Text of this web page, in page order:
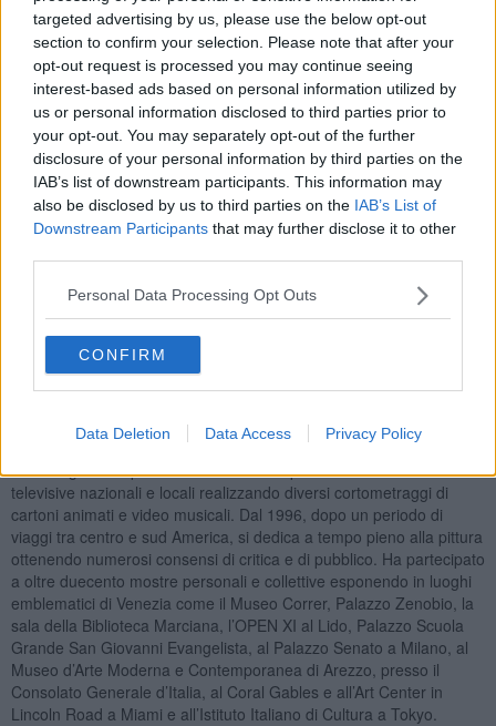
targeted advertising by us, please use the below opt-out
section to confirm your selection. Please note that after your
opt-out request is processed you may continue seeing
interest-based ads based on personal information utilized by
us or personal information disclosed to third parties prior to
your opt-out. You may separately opt-out of the further
disclosure of your personal information by third parties on the
IAB’s list of downstream participants. This information may
also be disclosed by us to third parties on the IAB’s List of
Downstream Participants that may further disclose it to other
Personal Data Processing Opt Outs
CONFIRM
Data Deletion Data Access Privacy Policy
Aspetto centrale nell’arte di Toffoletti è la sua manualità del fare,
come un sapiente artigiano riesce a cogliere tutti gli elementi che gli
offre la tecnica e le novità digitali, e questi vengono uniti ad una
ricerca minuziosa dei dettagli e della composizione, un modo di
procedere che ricorda il lavoro nelle antiche botteghe
rinascimentali. È ancora una volta un futuro che racchiude un cuore
antico e uno sguardo che ricorda il passato e la storia, da qui nasce
l’originalità di un’arte che attraversa più dimensioni strutturali, in
continua evoluzione e maturazione. I suoi quadri a volte hanno
elementi di continuità, ma puntualmente negati in sottili mutamenti
segnici e cromatici. La storia si ripete, ma cambia anche
radicalmente e i cicli pittorici diventano delicate variazioni musicali
di un’unica sinfonia: impronte digitali lasciate crescere su un
terreno infinito di geometria e bellezza.
Pier Toffolettinasce nel 1957 e, seguendo la sua precoce
passione per la pittura, nel 1976 consegue il diploma di maestro in
presso il Liceo artistico di Udine. Nel 1979 apre uno studio
pubblicitario operando come creativo in campagne pubblicitarie e
come regista di spot televisivi e video clip. Collabora con emittenti
televisive nazionali e locali realizzando diversi cortometraggi di
cartoni animati e video musicali. Dal 1996, dopo un periodo di
viaggi tra centro e sud America, si dedica a tempo pieno alla pittura
ottenendo numerosi consensi di critica e di pubblico. Ha partecipato
a oltre duecento mostre personali e collettive esponendo in luoghi
emblematici di Venezia come il Museo Correr, Palazzo Zenobio, la
sala della Biblioteca Marciana, l’OPEN XI al Lido, Palazzo Scuola
Grande San Giovanni Evangelista, al Palazzo Senato a Milano, al
Museo d’Arte Moderna e Contemporanea di Arezzo, presso il
Consolato Generale d’Italia, al Coral Gables e all’Art Center in
Lincoln Road a Miami e all’Istituto Italiano di Cultura a Tokyo.